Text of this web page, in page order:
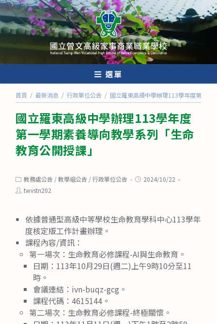
跳
轉
至
內
選單
首頁 / 最新消息 / 行政單位公告 / 國立羅東高級中學辦理113學年度第一學
國立羅東高級中學辦理113學年度
第一學期素養導向教學系列「生命
教育公開授課」
Post
category:
教務處公告 /教學組公告 /行政單位公告
Post2024/10/22
Posttwvstn202
依據普通型高級中等學校生命教育學科中心113學年
度核定版工作計畫辦理。
課程內容/資訊：
第一場次：生命教育必修課程-AI與生命教育。
日期：113年10月29日(週二)上午9時10分至11
時。
會議連結：ivn-buqz-gcg。
課程代碼：4615144。
第二場次：生命教育必修課程-終極關懷。